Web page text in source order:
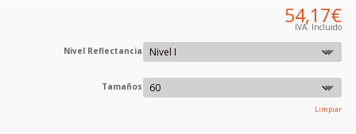
54,17€
IVA. Incluido
Nivel Reflectancia
Tamaños
Limpiar